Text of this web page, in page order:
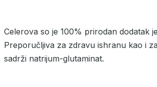
Celerova so je 100% prirodan dodatak
Preporučljiva za zdravu ishranu kao i
sadrži natrijum-glutaminat.